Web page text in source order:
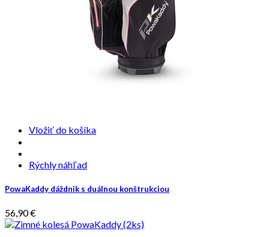
Vložiť do košíka
Rýchly náhľad
PowaKaddy dáždnik s duálnou konštrukciou
56,90 €